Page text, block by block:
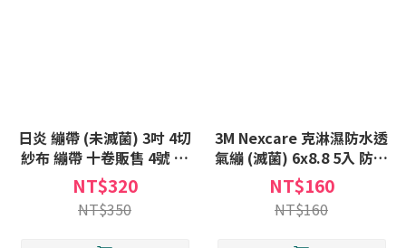
日炎 繃帶 (未滅菌) 3吋 4切
紗布 繃帶 十卷販售 4號 紗
布卷 包紮繃帶 棉紗
NT$320
NT$350
3M Nexcare 克淋濕防水透
氣繃 (滅菌) 6x8.8 5入 防水
ok繃 防水貼 ok繃 創可貼
NT$160
NT$160